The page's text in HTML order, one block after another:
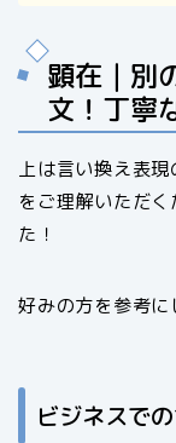
顕在｜別
文！丁寧
上は言い換え表
をご理解いただ
た！
好みの方を参考に
ビジネスで